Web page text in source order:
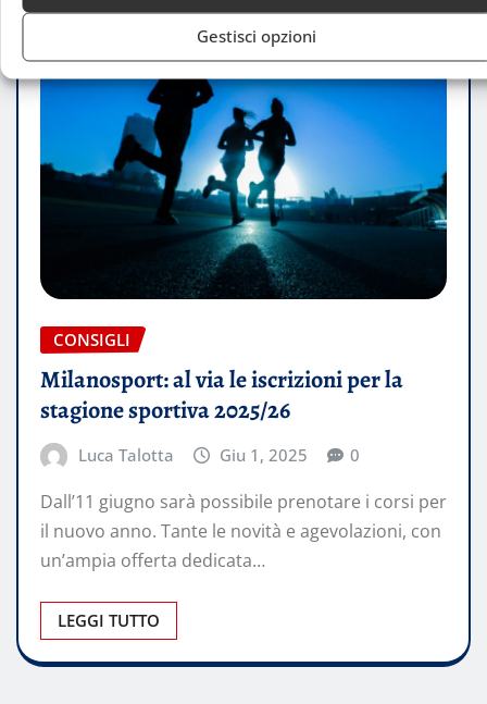
Gestisci opzioni
CONSIGLI
Milanosport: al via le iscrizioni per la
stagione sportiva 2025/26
Luca Talotta Giu 1, 2025 0
Dall’11 giugno sarà possibile prenotare i corsi per
il nuovo anno. Tante le novità e agevolazioni, con
un’ampia offerta dedicata…
LEGGI TUTTO